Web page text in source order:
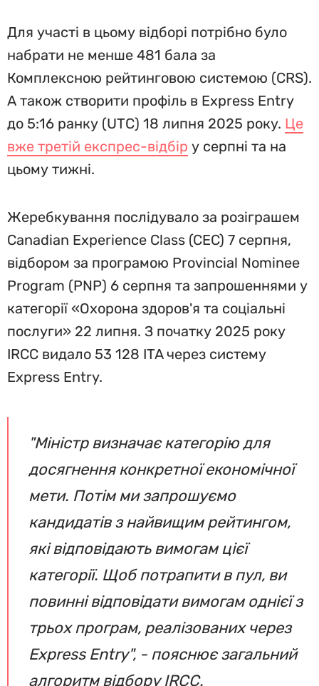
Для участі в цьому відборі потрібно було
набрати не менше 481 бала за
Комплексною рейтинговою системою (CRS).
А також створити профіль в Express Entry
до 5:16 ранку (UTC) 18 липня 2025 року. Це
вже третій експрес-відбір у серпні та на
цьому тижні.
Жеребкування послідувало за розіграшем
Canadian Experience Class (CEC) 7 серпня,
відбором за програмою Provincial Nominee
Program (PNP) 6 серпня та запрошеннями у
категорії «Охорона здоров'я та соціальні
послуги» 22 липня. З початку 2025 року
IRCC видало 53 128 ITA через систему
Express Entry.
"Міністр визначає категорію для
досягнення конкретної економічної
мети. Потім ми запрошуємо
кандидатів з найвищим рейтингом,
які відповідають вимогам цієї
категорії. Щоб потрапити в пул, ви
повинні відповідати вимогам однієї з
трьох програм, реалізованих через
Express Entry", - пояснює загальний
алгоритм відбору IRCC.